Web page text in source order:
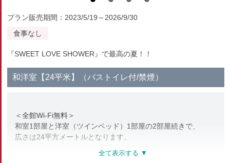
プラン販売期間：2023/5/19～2026/9/30
食事なし
『SWEET LOVE SHOWER』で最高の夏！！
和洋室【24平米】（バストイレ付/禁煙）
＜全館Wi-Fi無料＞
和室1部屋と洋室（ツインベッド）1部屋の2部屋続きで、
広さは24平方メートルとなります。
最高級の寝心地を誇るアメリカ/シーリー社のベッドや